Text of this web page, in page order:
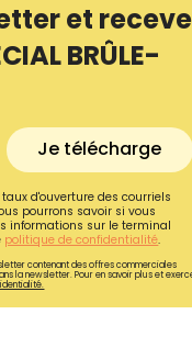
et
BRÛLE-
Je télécharge
d'ouverture des courriels
pourrons savoir si vous
informations sur le terminal
politique de confidentialité.
contenant des offres commerciales
la newsletter. Pour en savoir plus et
inédites de
newsletter